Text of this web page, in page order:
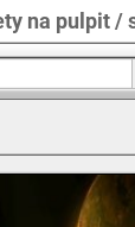
na pulpit /